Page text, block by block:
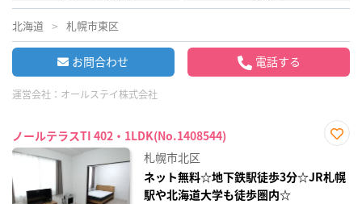
北海道 札幌市東区
お問合わせ 電話する
運営会社： オールステイ株式会社
ノールテラスTI 402・1LDK(No.1408544)
り登
録
札幌市北区
ネット無料☆地下鉄駅徒歩3分☆JR札幌
駅や北海道大学も徒歩圏内☆